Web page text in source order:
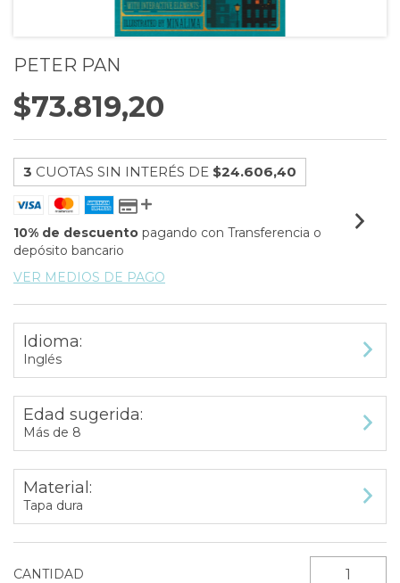
PETER PAN
$73.819,20
3 CUOTAS SIN INTERÉS DE $24.606,40
10% de descuento pagando con Transferencia o
depósito bancario
VER MEDIOS DE PAGO
Idioma:
Inglés
Edad sugerida:
Más de 8
Material:
Tapa dura
CANTIDAD